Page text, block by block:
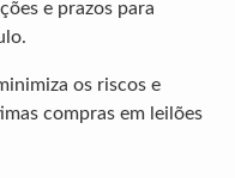
e prazos para
os riscos e
compras em leilões